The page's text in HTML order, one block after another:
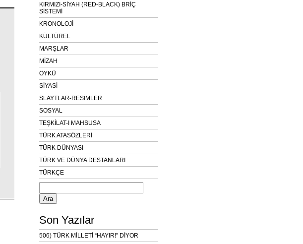
KIRMIZI-SİYAH (RED-BLACK) BRİÇ
SİSTEMİ
KRONOLOJİ
KÜLTÜREL
MARŞLAR
MİZAH
ÖYKÜ
SİYASİ
SLAYTLAR-RESİMLER
SOSYAL
TEŞKİLAT-I MAHSUSA
TÜRK ATASÖZLERİ
TÜRK DÜNYASI
TÜRK VE DÜNYA DESTANLARI
TÜRKÇE
Arama:
Son Yazılar
506) TÜRK MİLLETİ “HAYIR!” DİYOR